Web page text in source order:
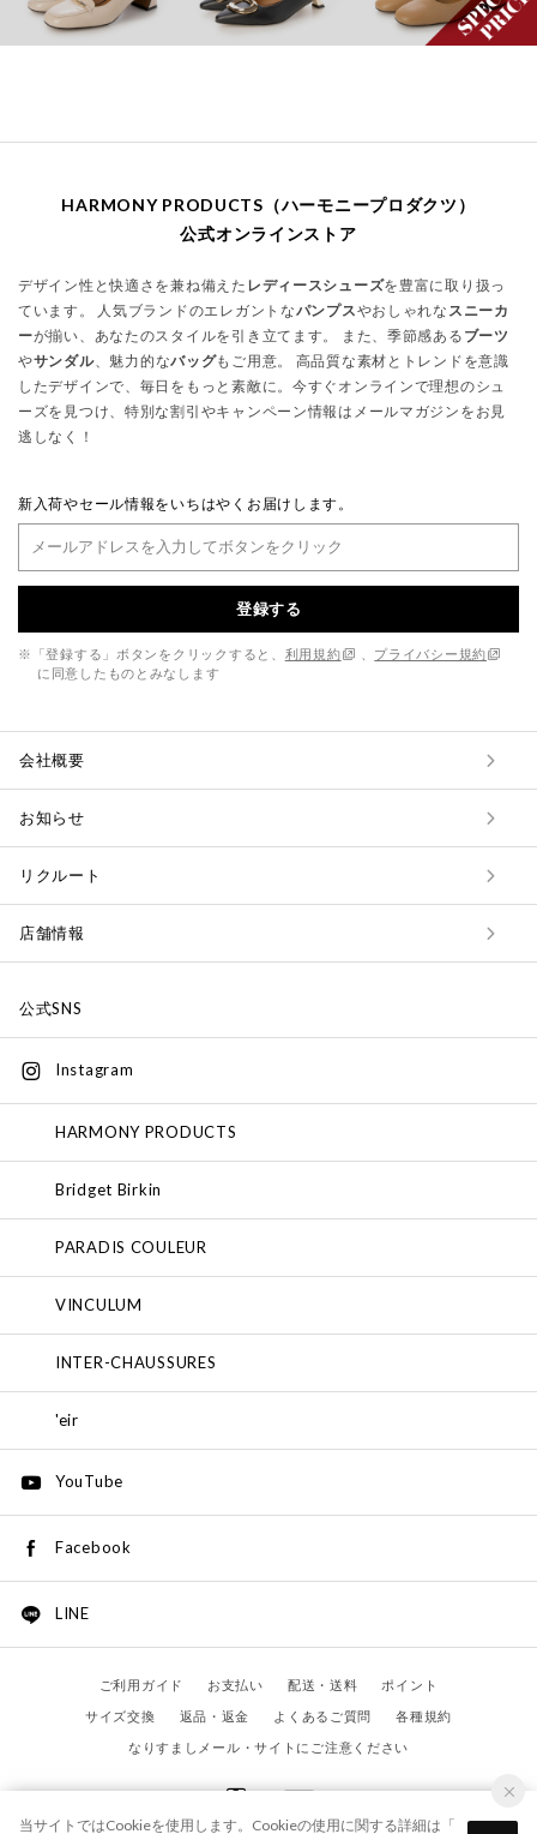
HARMONY PRODUCTS（ハーモニープロダクツ）
公式オンラインストア
デザイン性と快適さを兼ね備えた レディースシューズを豊富に取り扱っ
ています。 人気ブランドのエレガントなパンプスやおしゃれな スニーカ
ーが揃い、あなたのスタイルを引き立てます。 また、季節感ある ブーツ
やサンダル、魅力的なバッグもご用意。 高品質な素材とトレンドを意識
したデザインで、毎日をもっと素敵に。今すぐオンラインで理想のシュ
ーズを見つけ、特別な割引やキャンペーン情報はメールマガジンをお見
逃しなく！
新入荷やセール情報をいちはやくお届けします。
登録する
※「登録する」ボタンをクリックすると、 利用規約
プライバシー規約
に同意したものとみなします
会社概要
お知らせ
リクルート
店舗情報
公式SNS
Instagram
HARMONY PRODUCTS
Bridget Birkin
PARADIS COULEUR
VINCULUM
INTER-CHAUSSURES
'eir
YouTube
Facebook
LINE
ご利用ガイド お支払い 配送・送料
ポイント
サイズ交換
返品・返金 よくあるご質問
各種規約
なりすましメール・サイトにご注意ください
当サイトではCookieを使用します。Cookieの使用に関する詳細は「